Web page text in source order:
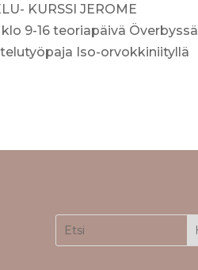
KURSSI JEROME
9-16 teoriapäivä Överbyssä
Iso-orvokkiniityllä